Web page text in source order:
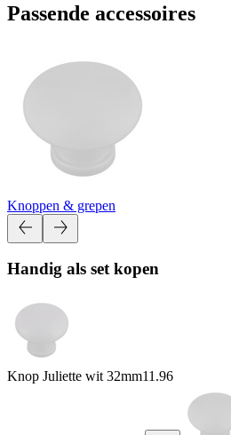
Passende accessoires
Knoppen & grepen
Handig als set kopen
Knop Juliette wit 32mm11.96